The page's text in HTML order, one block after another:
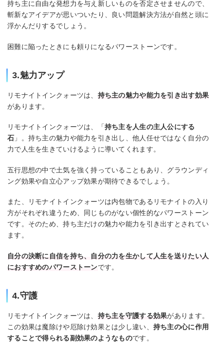
持ち主に自由な発想力を与え新しいものを否定させませんので、
斬新なアイデアが思いついたり、良い問題解決方法が自然と頭に
浮かんだりするでしょう。
困難に陥ったときにも頼りになるパワーストーンです。
3.魅力アップ
リモナイトインクォーツは、 持ち主の魅力や能力を引き出す効果
があります。
リモナイトインクォーツは、「持ち主を人生の主人公にする
石 」。持ち主の魅力や能力を引き出し、他人任せではなく自分の
力で人生を生きていけるように導いてくれます。
五行思想の中で土気を強く持っていることもあり、グラウンディ
ング効果や自立心アップ効果が期待できるでしょう。
また、リモナイトインクォーツは内包物であるリモナイトの入り
方がそれぞれ違うため、同じものがない個性的なパワーストーン
です。そのため、持ち主だけの魅力や能力を引き出すとされてい
ます。
自分の決断に自信を持ち、自分の力を生かして人生を送りたい人
におすすめのパワーストーンです。
4.守護
リモナイトインクォーツは、 持ち主を守護する効果があります。
この効果は魔除けや厄除け効果とは少し違い、 持ち主の心に作用
することで得られる副効果のようなものです。